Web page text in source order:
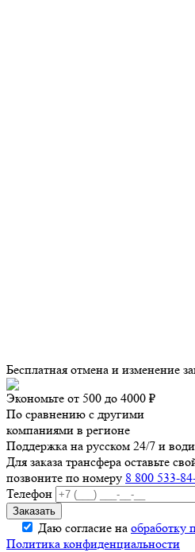
Бесплатная отмена и изменение
Экономьте от 500 до 4000 ₽
По сравнению с другими
компаниями в регионе
Поддержка на русском 24/7 и
Для заказа трансфера оставьте
позвоните по номеру 8 800 533-
Телефон
Даю согласие на обработку
Политика конфиденциальности